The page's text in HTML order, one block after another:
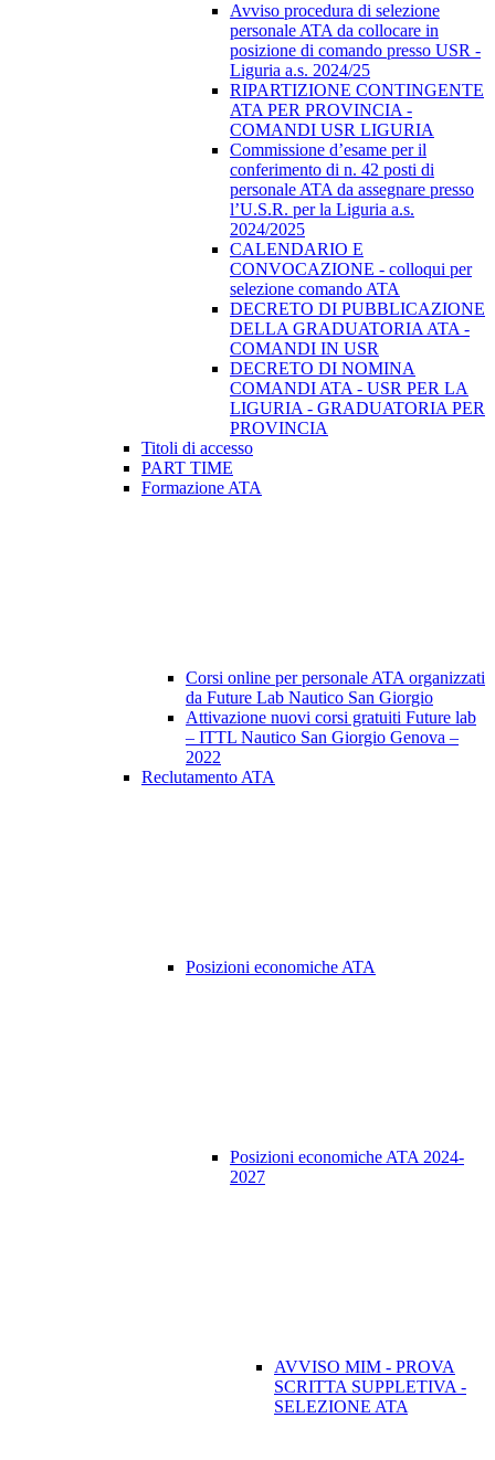
Avviso procedura di selezione
personale ATA da collocare in
posizione di comando presso USR -
Liguria a.s. 2024/25
RIPARTIZIONE CONTINGENTE
ATA PER PROVINCIA -
COMANDI USR LIGURIA
Commissione d’esame per il
conferimento di n. 42 posti di
personale ATA da assegnare presso
l’U.S.R. per la Liguria a.s.
2024/2025
CALENDARIO E
CONVOCAZIONE - colloqui per
selezione comando ATA
DECRETO DI PUBBLICAZIONE
DELLA GRADUATORIA ATA -
COMANDI IN USR
DECRETO DI NOMINA
COMANDI ATA - USR PER LA
LIGURIA - GRADUATORIA PER
PROVINCIA
Titoli di accesso
PART TIME
Formazione ATA
Corsi online per personale ATA organizzati
da Future Lab Nautico San Giorgio
Attivazione nuovi corsi gratuiti Future lab
– ITTL Nautico San Giorgio Genova –
2022
Reclutamento ATA
Posizioni economiche ATA
Posizioni economiche ATA 2024-
2027
AVVISO MIM - PROVA
SCRITTA SUPPLETIVA -
SELEZIONE ATA